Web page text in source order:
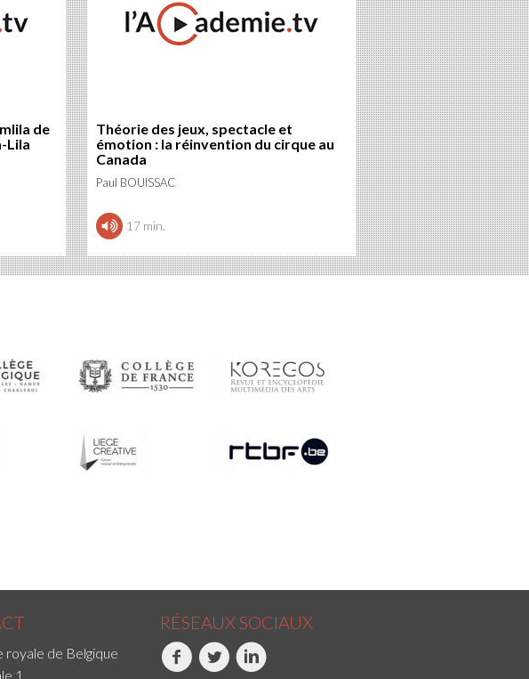
de
Lila
Théorie des jeux, spectacle et
émotion : la réinvention du cirque au
Canada
Paul BOUISSAC
17 min.
royale de Belgique
1
RÉSEAUX SOCIAUX